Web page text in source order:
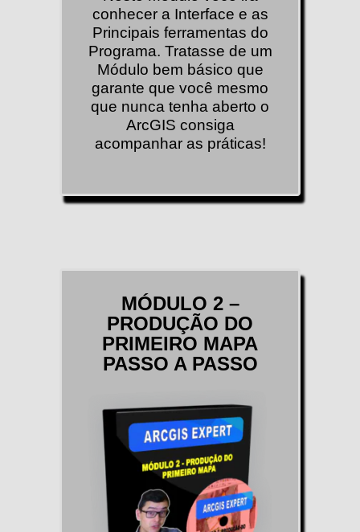
conhecer a Interface e as
Principais ferramentas do
Programa. Tratasse de um
Módulo bem básico que
garante que você mesmo
que nunca tenha aberto o
ArcGIS consiga
acompanhar as práticas!
MÓDULO 2 –
PRODUÇÃO DO
PRIMEIRO MAPA
PASSO A PASSO